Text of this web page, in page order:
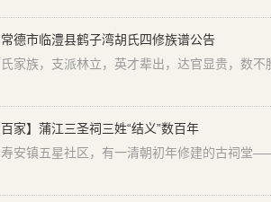
德市临澧县鹤子湾胡氏四修族谱公告
百家】蒲江三圣祠三姓“结义”数百年